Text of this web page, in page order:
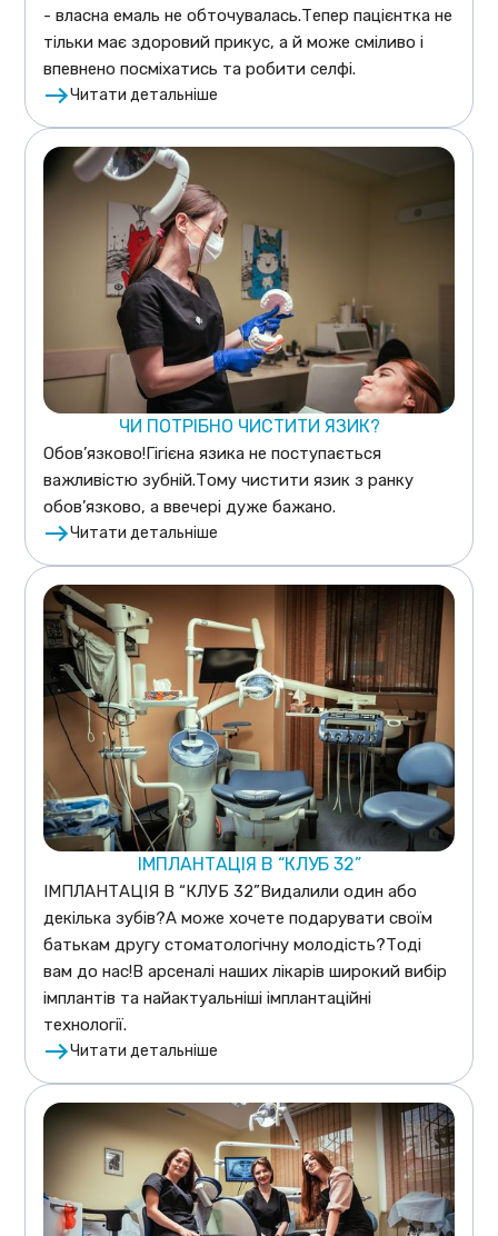
- власна емаль не обточувалась.Тепер пацієнтка не
тільки має здоровий прикус, а й може сміливо і
впевнено посміхатись та робити селфі.
Читати детальніше
ЧИ ПОТРІБНО ЧИСТИТИ ЯЗИК?
Обов’язково!Гігієна язика не поступається
важливістю зубній.Тому чистити язик з ранку
обов’язково, а ввечері дуже бажано.
Читати детальніше
ІМПЛАНТАЦІЯ В “КЛУБ 32”
ІМПЛАНТАЦІЯ В “КЛУБ 32”Видалили один або
декілька зубів?А може хочете подарувати своїм
батькам другу стоматологічну молодість?Тоді
вам до нас!В арсеналі наших лікарів широкий вибір
імплантів та найактуальніші імплантаційні
технології.
Читати детальніше